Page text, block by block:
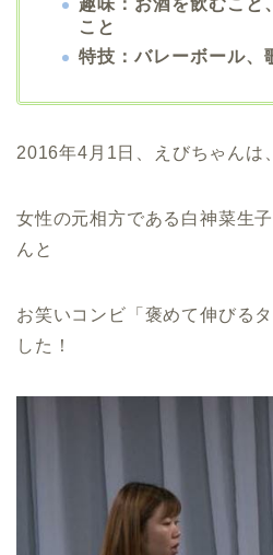
趣味：お酒を飲むこと
こと
特技：バレーボール、
2016年4月1日、えびちゃんは、
女性の元相方である白神菜生
んと
お笑いコンビ「褒めて伸びる
した！